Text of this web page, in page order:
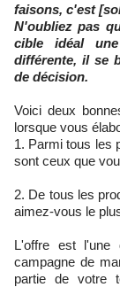
faisons, c'est
N'oubliez pas
cible idéal
différente, il se
de décision.
Voici deux
lorsque vous
Parmi tous les
sont ceux que
De tous les
aimez-vous le
L'offre est l'une
campagne de
partie de votre